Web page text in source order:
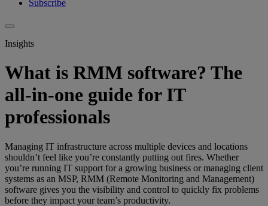
Subscribe
Insights
What is RMM software? The
all-in-one guide for IT
professionals
Managing IT infrastructure across multiple devices and locations
shouldn’t feel like you’re constantly putting out fires. Whether
you’re running IT support for a growing business or managing client
systems as an MSP, RMM (Remote Monitoring and Management)
software gives you the visibility and control to quickly fix problems
before they impact your team’s productivity.